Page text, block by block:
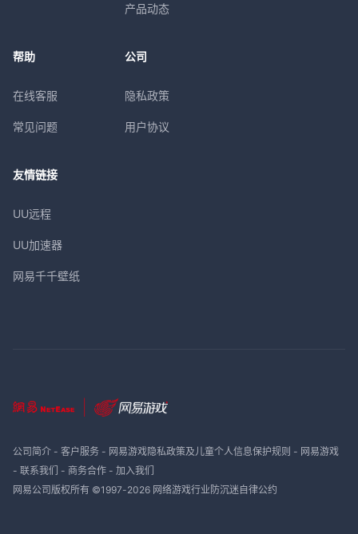
产品动态
帮助
在线客服
常见问题
公司
隐私政策
用户协议
友情链接
UU远程
UU加速器
网易千千壁纸
公司简介- 客户服务- 网易游戏隐私政策及儿童个人信息保护规则 - 网易游戏
- 联系我们 - 商务合作- 加入我们
网易公司版权所有 ©1997-2026 网络游戏行业防沉迷自律公约